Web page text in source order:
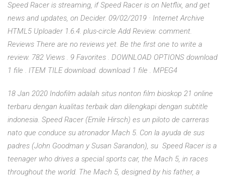
Speed Racer is streaming, if Speed Racer is on Netflix, and get
news and updates, on Decider. 09/02/2019 · Internet Archive
HTML5 Uploader 1.6.4. plus-circle Add Review. comment.
Reviews There are no reviews yet. Be the first one to write a
review. 782 Views . 9 Favorites . DOWNLOAD OPTIONS download
1 file . ITEM TILE download. download 1 file . MPEG4
18 Jan 2020 Indofilm adalah situs nonton film bioskop 21 online
terbaru dengan kualitas terbaik dan dilengkapi dengan subtitle
indonesia. Speed Racer (Emile Hirsch) es un piloto de carreras
nato que conduce su atronador Mach 5. Con la ayuda de sus
padres (John Goodman y Susan Sarandon), su Speed Racer is a
teenager who drives a special sports car, the Mach 5, in races
throughout the world. The Mach 5, designed by his father, a